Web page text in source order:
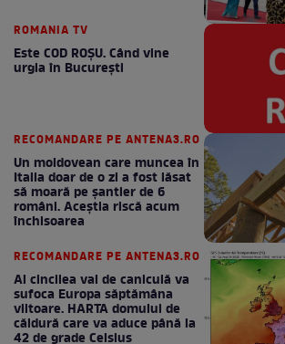
ROMANIA TV
Este COD ROŞU. Când vine
urgia în Bucureşti
RECOMANDARE PE ANTENA3.RO
Un moldovean care muncea în
Italia doar de o zi a fost lăsat
să moară pe şantier de 6
români. Aceștia riscă acum
închisoarea
RECOMANDARE PE ANTENA3.RO
Al cincilea val de caniculă va
sufoca Europa săptămâna
viitoare. HARTA domului de
căldură care va aduce până la
42 de grade Celsius